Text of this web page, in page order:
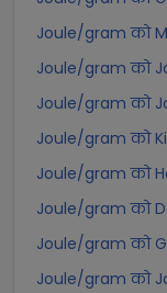
Joule/gram को
Joule/gram को
Joule/gram को
Joule/gram को
Joule/gram को
Joule/gram को
Joule/gram को
Joule/gram को